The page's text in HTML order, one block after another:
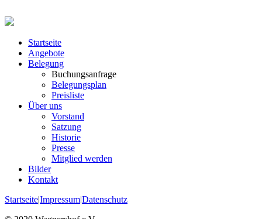
Startseite
Angebote
Belegung
Buchungsanfrage
Belegungsplan
Preisliste
Über uns
Vorstand
Satzung
Historie
Presse
Mitglied werden
Bilder
Kontakt
Startseite|Impressum|Datenschutz